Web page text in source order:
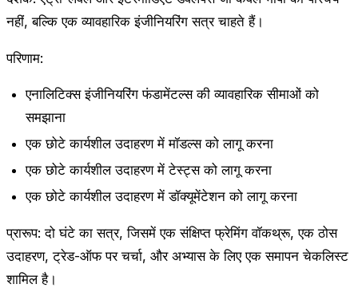
नहीं, बल्कि एक व्यावहारिक इंजीनियरिंग सत्र चाहते हैं।
परिणाम:
एनालिटिक्स इंजीनियरिंग फंडामेंटल्स की व्यावहारिक सीमाओं को
समझाना
एक छोटे कार्यशील उदाहरण में मॉडल्स को लागू करना
एक छोटे कार्यशील उदाहरण में टेस्ट्स को लागू करना
एक छोटे कार्यशील उदाहरण में डॉक्यूमेंटेशन को लागू करना
प्रारूप: दो घंटे का सत्र, जिसमें एक संक्षिप्त फ्रेमिंग वॉकथ्रू, एक ठोस
उदाहरण, ट्रेड-ऑफ पर चर्चा, और अभ्यास के लिए एक समापन चेकलिस्ट
शामिल है।